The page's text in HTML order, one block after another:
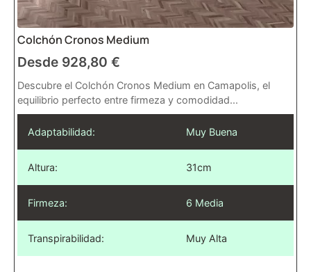
Colchón Cronos Medium
Desde 928,80 €
Descubre el Colchón Cronos Medium en Camapolis, el
equilibrio perfecto entre firmeza y comodidad...
Adaptabilidad: Muy Buena
Altura: 31cm
Firmeza: 6 Media
Transpirabilidad: Muy Alta